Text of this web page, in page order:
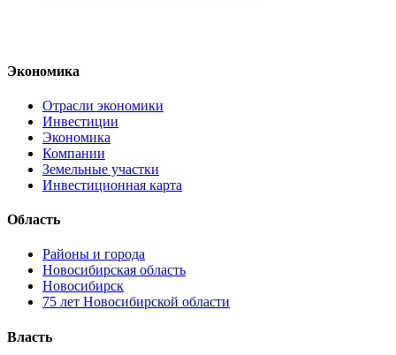
Экономика
Отрасли экономики
Инвестиции
Экономика
Компании
Земельные участки
Инвестиционная карта
Область
Районы и города
Новосибирская область
Новосибирск
75 лет Новосибирской области
Власть